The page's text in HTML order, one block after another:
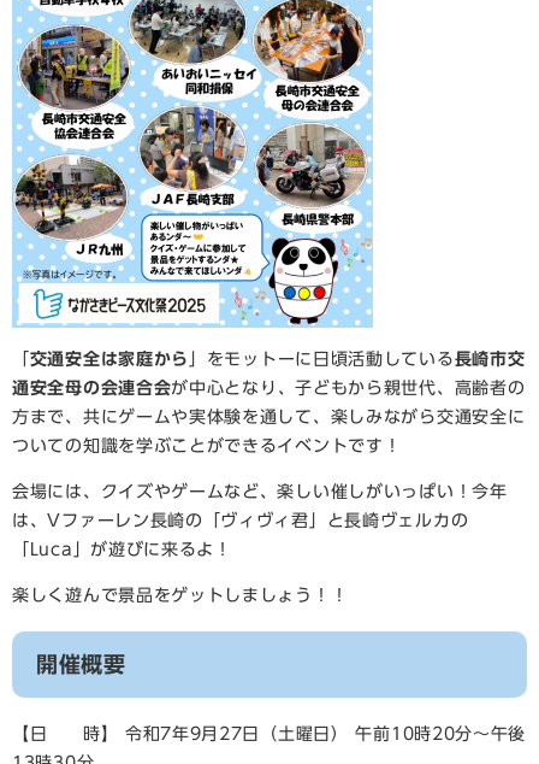
交通安全は家庭から 」をモットーに日頃活動している長崎市交
通安全母の会連合会が中心となり、子どもから親世代、高齢者の
方まで、共にゲームや実体験を通して、楽しみながら交通安全に
ついての知識を学ぶことができるイベントです！
会場には、クイズやゲームなど、楽しい催しがいっぱい！今年
は、Vファーレン長崎の「ヴィヴィ君」と長崎ヴェルカの
「Luca」が遊びに来るよ！
楽しく遊んで景品をゲットしましょう！！
開催概要
【日 時】 令和7年9月27日（土曜日） 午前10時20分～午後